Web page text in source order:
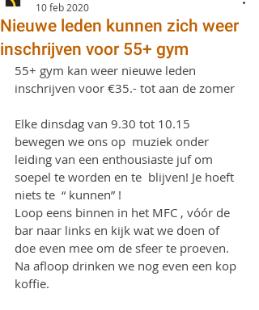
Nieuwe leden kunnen zich weer
inschrijven voor 55+ gym
10 feb 2020
55+ gym kan weer nieuwe leden
inschrijven voor €35.- tot aan de zomer
Elke dinsdag van 9.30 tot 10.15
bewegen we ons op  muziek onder
leiding van een enthousiaste juf om
soepel te worden en te  blijven! Je hoeft
niets te  “ kunnen” !
Loop eens binnen in het MFC , vóór de
bar naar links en kijk wat we doen of
doe even mee om de sfeer te proeven.
Na afloop drinken we nog even een kop
koffie.